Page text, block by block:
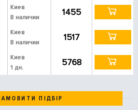
Киев
В наличии
1455
Киев
В наличии
1517
Киев
1 дн.
5768
ПІДБІР